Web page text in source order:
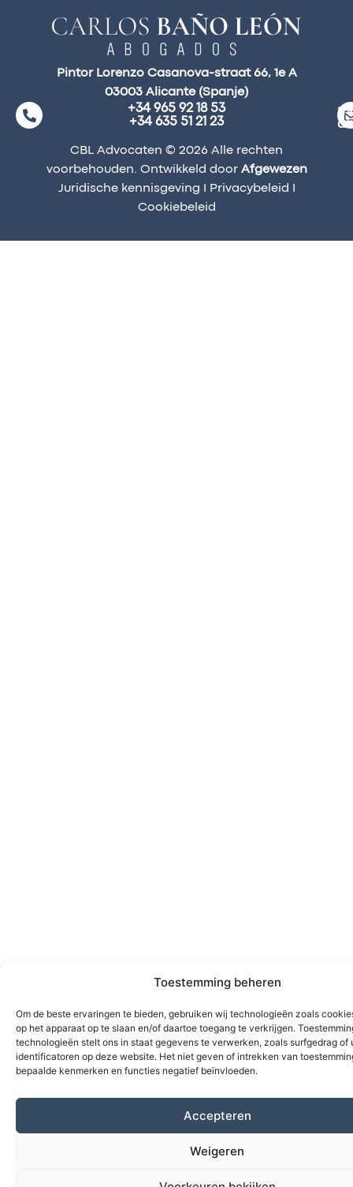
Toestemming beheren
Om de beste ervaringen te bieden, gebruiken wij technologieën zoals
op het apparaat op te slaan en/of daartoe toegang te verkrijgen.
technologieën stelt ons in staat gegevens te verwerken, zoals surfgedrag of
identificatoren op deze website. Het niet geven of intrekken van
bepaalde kenmerken en functies negatief beïnvloeden.
Accepteren
Weigeren
Pintor Lorenzo Casanova-straat 66, 1e A
03003 Alicante (Spanje)
+34 965 92 18 53
+34 635 51 21 23
CBL Advocaten © 2026 Alle rechten
voorbehouden. Ontwikkeld door Afgewezen
Juridische kennisgeving
Privacybeleid
Cookiebeleid